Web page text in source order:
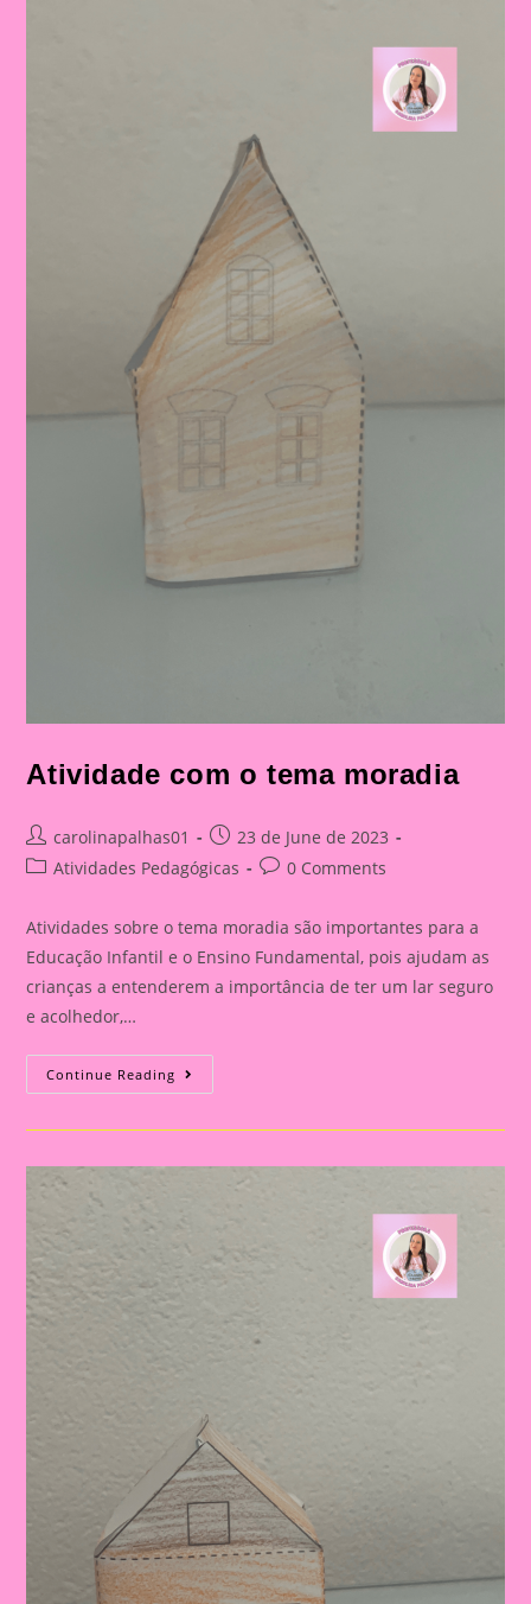
Atividade com o tema moradia
Post
author:
carolinapalhas01
Post
published:
23 de June de 2023
PostAtividades Pedagógicas
Post0 Comments
Atividades sobre o tema moradia são importantes para a
Educação Infantil e o Ensino Fundamental, pois ajudam as
crianças a entenderem a importância de ter um lar seguro
e acolhedor,…
Continue Reading Atividade
Com
Tema